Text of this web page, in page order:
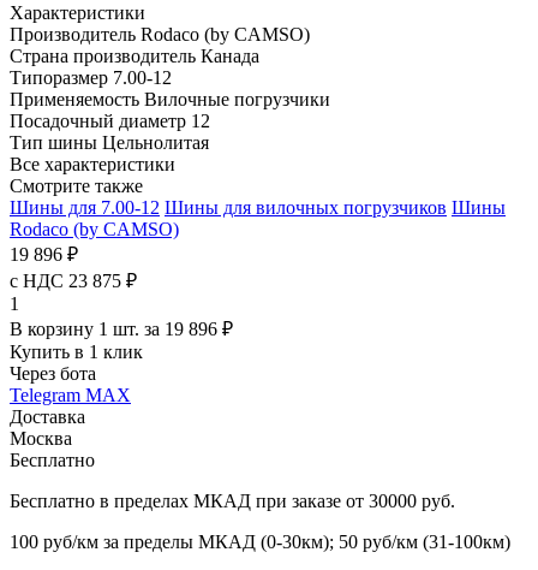
Характеристики
Производитель Rodaco (by CAMSO)
Страна производитель Канада
Типоразмер 7.00-12
Применяемость Вилочные погрузчики
Посадочный диаметр 12
Тип шины Цельнолитая
Все характеристики
Смотрите также
Шины для 7.00-12 Шины для вилочных погрузчиков Шины
Rodaco (by CAMSO)
19 896 ₽
с НДС 23 875 ₽
1
В корзину 1 шт. за 19 896 ₽
Купить в 1 клик
Через бота
Telegram MAX
Доставка
Москва
Бесплатно
Бесплатно в пределах МКАД при заказе от 30000 руб.
100 руб/км за пределы МКАД (0-30км); 50 руб/км (31-100км)